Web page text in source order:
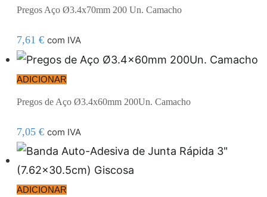
Pregos Aço Ø3.4x70mm 200 Un. Camacho
7,61 € com IVA
ADICIONAR
Pregos de Aço Ø3.4x60mm 200Un. Camacho
7,05 € com IVA
ADICIONAR